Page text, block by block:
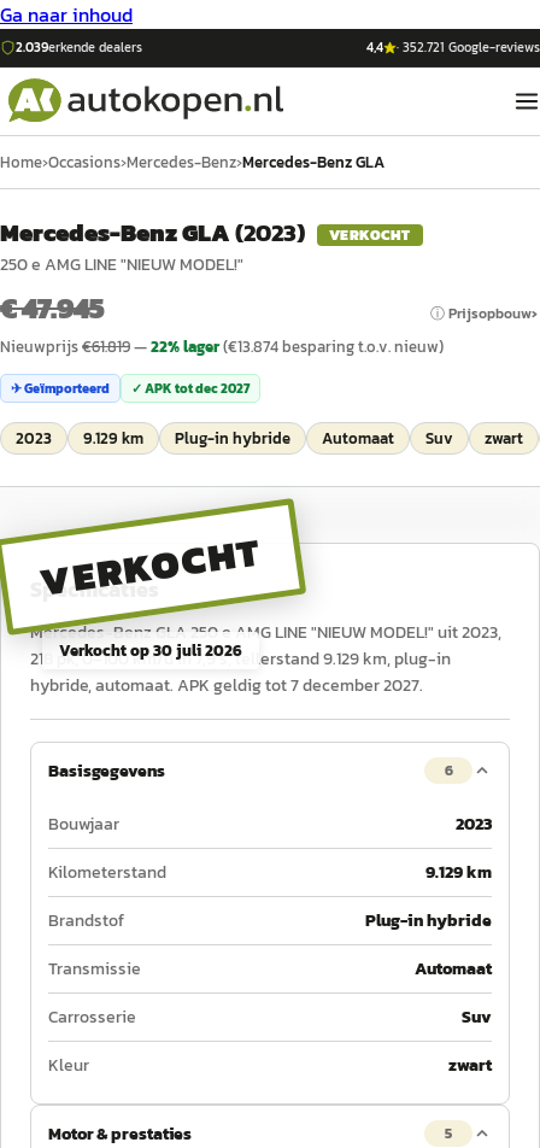
Ga naar inhoud
2.039erkende dealers 4,4 ·352.721 Google-reviews
Home›Occasions›Mercedes-Benz›Mercedes-Benz GLA
Mercedes-Benz GLA(2023) VERKOCHT
250 e AMG LINE "NIEUW MODEL!"
€ 47.945 ⓘ Prijsopbouw
Nieuwprijs€61.819—22% lager(€13.874besparing t.o.v. nieuw)
✈ Geïmporteerd ✓ APK totdec 2027
2023 9.129 km Plug-in hybride Automaat Suv zwart
VERKOCHT
Verkocht op30 juli 2026
Specificaties
Mercedes-Benz GLA 250 e AMG LINE "NIEUW MODEL!" uit 2023,
218 pk, 0–100 km/u in 7,9 s, tellerstand 9.129 km, plug-in
hybride, automaat. APK geldig tot 7 december 2027.
Basisgegevens 6
Bouwjaar
2023
Kilometerstand
9.129 km
Brandstof
Plug-in hybride
Transmissie
Automaat
Carrosserie
Suv
Kleur
zwart
Motor & prestaties 5